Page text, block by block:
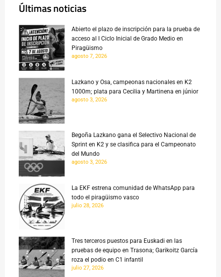
Últimas noticias
Abierto el plazo de inscripción para la prueba de
acceso al I Ciclo Inicial de Grado Medio en
Piragüismo
agosto 7, 2026
Lazkano y Osa, campeonas nacionales en K2
1000m; plata para Cecilia y Martinena en júnior
agosto 3, 2026
Begoña Lazkano gana el Selectivo Nacional de
Sprint en K2 y se clasifica para el Campeonato
del Mundo
agosto 3, 2026
La EKF estrena comunidad de WhatsApp para
todo el piragüismo vasco
julio 28, 2026
Tres terceros puestos para Euskadi en las
pruebas de equipo en Trasona; Garikoitz García
roza el podio en C1 infantil
julio 27, 2026